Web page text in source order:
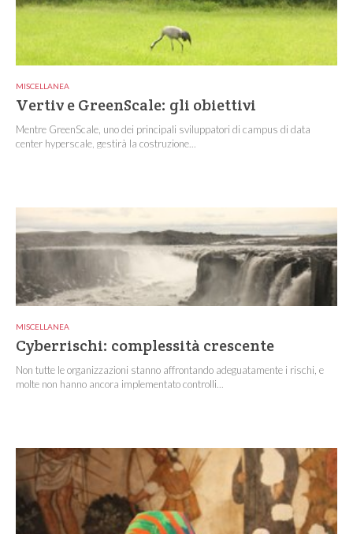
MISCELLANEA
Vertiv e GreenScale: gli obiettivi
Mentre GreenScale, uno dei principali sviluppatori di campus di data
center hyperscale, gestirà la costruzione...
MISCELLANEA
Cyberrischi: complessità crescente
Non tutte le organizzazioni stanno affrontando adeguatamente i rischi, e
molte non hanno ancora implementato controlli...